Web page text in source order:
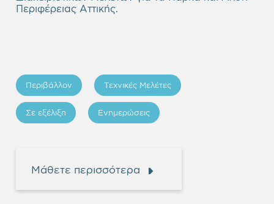
Περιφέρειας Αττικής.
Περιβάλλον Τεχνικές Μελέτες
Σε εξέλιξη Ενημερώσεις
Μάθετε περισσότερα